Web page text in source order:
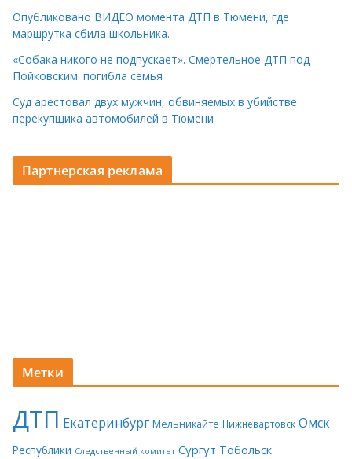
Опубликовано ВИДЕО момента ДТП в Тюмени, где
маршрутка сбила школьника.
«Собака никого не подпускает». Смертельное ДТП под
Пойковским: погибла семья
Суд арестовал двух мужчин, обвиняемых в убийстве
перекупщика автомобилей в Тюмени
Партнерская реклама
Метки
ДТП Екатеринбург Мельникайте Нижневартовск Омск
Республики Следственный комитет Сургут Тобольск